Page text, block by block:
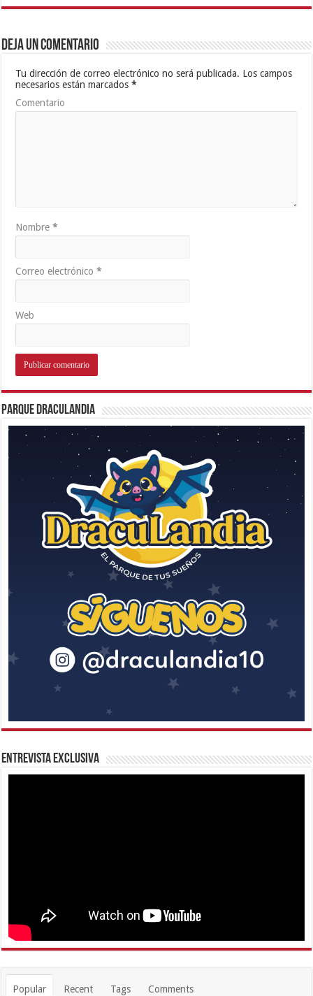
Deja un comentario
Tu dirección de correo electrónico no será publicada. Los campos
necesarios están marcados*
Comentario
Nombre*
Correo electrónico*
Web
Parque Draculandia
Entrevista Exclusiva
Popular Recent Tags Comments